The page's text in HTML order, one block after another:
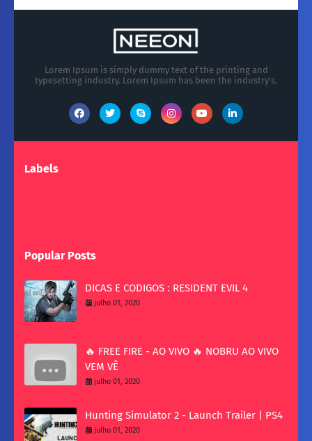
Lorem Ipsum is simply dummy text of the printing and
typesetting industry. Lorem Ipsum has been the industry's.
Labels
Popular Posts
DICAS E CODIGOS : RESIDENT EVIL 4
julho 01, 2020
🔥 FREE FIRE - AO VIVO 🔥 NOBRU AO VIVO
VEM VÊ
julho 01, 2020
Hunting Simulator 2 - Launch Trailer | PS4
julho 01, 2020